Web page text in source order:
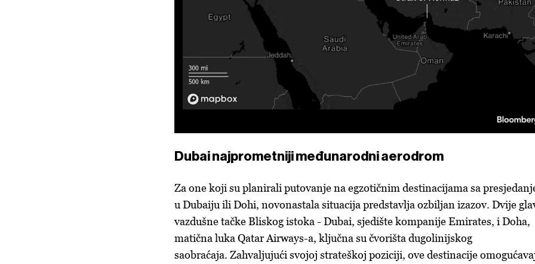
Dubai najprometniji međunarodni aerodrom
Za one koji su planirali putovanje na egzotičnim destinacijama sa
u Dubaiju ili Dohi, novonastala situacija predstavlja ozbiljan izazov. Dvije
vazdušne tačke Bliskog istoka - Dubai, sjedište kompanije Emirates, i Doha,
matična luka Qatar Airways-a, ključna su čvorišta dugolinijskog
saobraćaja. Zahvaljujući svojoj strateškoj poziciji, ove destinacije